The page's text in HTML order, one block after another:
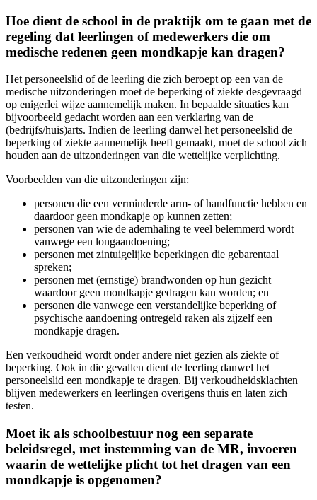
Hoe dient de school in de praktijk om te gaan met de
regeling dat leerlingen of medewerkers die om
medische redenen geen mondkapje kan dragen?
Het personeelslid of de leerling die zich beroept op een van de
medische uitzonderingen moet de beperking of ziekte desgevraagd
op enigerlei wijze aannemelijk maken. In bepaalde situaties kan
bijvoorbeeld gedacht worden aan een verklaring van de
(bedrijfs/huis)arts. Indien de leerling danwel het personeelslid de
beperking of ziekte aannemelijk heeft gemaakt, moet de school zich
houden aan de uitzonderingen van die wettelijke verplichting.
Voorbeelden van die uitzonderingen zijn:
personen die een verminderde arm- of handfunctie hebben en
daardoor geen mondkapje op kunnen zetten;
personen van wie de ademhaling te veel belemmerd wordt
vanwege een longaandoening;
personen met zintuigelijke beperkingen die gebarentaal
spreken;
personen met (ernstige) brandwonden op hun gezicht
waardoor geen mondkapje gedragen kan worden; en
personen die vanwege een verstandelijke beperking of
psychische aandoening ontregeld raken als zijzelf een
mondkapje dragen.
Een verkoudheid wordt onder andere niet gezien als ziekte of
beperking. Ook in die gevallen dient de leerling danwel het
personeelslid een mondkapje te dragen. Bij verkoudheidsklachten
blijven medewerkers en leerlingen overigens thuis en laten zich
testen.
Moet ik als schoolbestuur nog een separate
beleidsregel, met instemming van de MR, invoeren
waarin de wettelijke plicht tot het dragen van een
mondkapje is opgenomen?